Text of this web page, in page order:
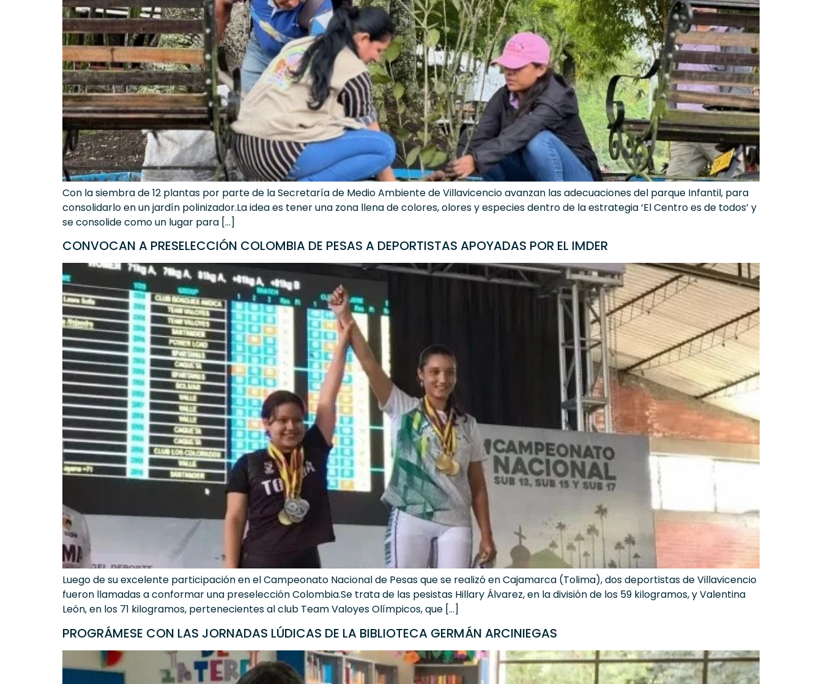
Con la siembra de 12 plantas por parte de la Secretaría de Medio Ambiente de Villavicencio avanzan las adecuaciones del parque Infantil, para
consolidarlo en un jardín polinizador.La idea es tener una zona llena de colores, olores y especies dentro de la estrategia ‘El Centro es de todos’ y
se consolide como un lugar para […]
CONVOCAN A PRESELECCIÓN COLOMBIA DE PESAS A DEPORTISTAS APOYADAS POR EL IMDER
Luego de su excelente participación en el Campeonato Nacional de Pesas que se realizó en Cajamarca (Tolima), dos deportistas de Villavicencio
fueron llamadas a conformar una preselección Colombia.Se trata de las pesistas Hillary Álvarez, en la división de los 59 kilogramos, y Valentina
León, en los 71 kilogramos, pertenecientes al club Team Valoyes Olímpicos, que […]
PROGRÁMESE CON LAS JORNADAS LÚDICAS DE LA BIBLIOTECA GERMÁN ARCINIEGAS